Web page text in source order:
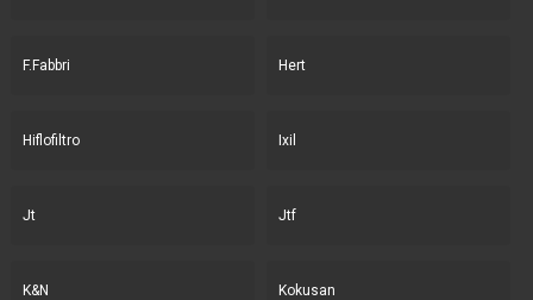
F.Fabbri Hert
Hiflofiltro Ixil
Jt Jtf
K&N Kokusan